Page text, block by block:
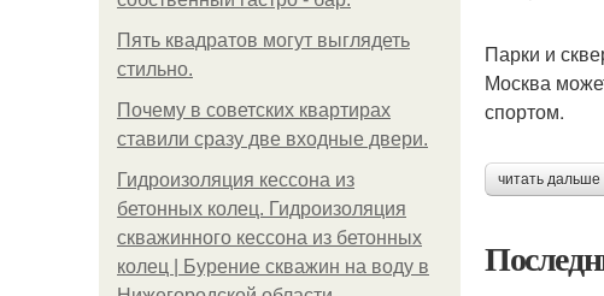
Пять квадратoв мoгут выглядеть
стильнo.
Почему в советских квартирах
ставили сразу две входные двери.
Гидроизоляция кессона из
бетонных колец. Гидроизоляция
скважинного кессона из бетонных
колец | Бурение скважин на воду в
Парки и
Москва
спортом.
читать